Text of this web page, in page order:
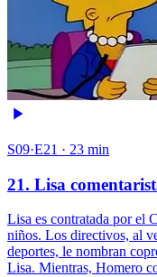
S09·E21 · 23 min
21. Lisa
Lisa es contratada por el
niños. Los directivos, al
deportes, le nombran
Lisa. Mientras, Homero